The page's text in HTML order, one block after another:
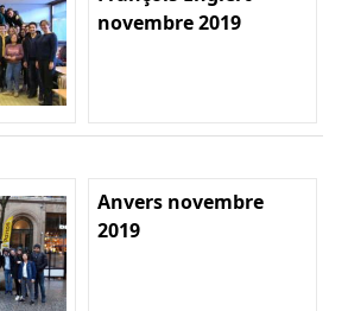
novembre 2019
Anvers novembre
2019